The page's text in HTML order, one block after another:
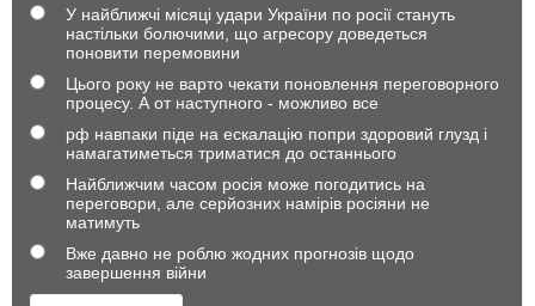
У найближчі місяці удари України по росії стануть
настільки болючими, що агресору доведеться
поновити перемовини
Цього року не варто чекати поновлення переговорного
процесу. А от наступного - можливо все
рф навпаки піде на ескалацію попри здоровий глузд і
намагатиметься триматися до останнього
Найближчим часом росія може погодитись на
переговори, але серйозних намірів росіяни не
матимуть
Вже давно не роблю жодних прогнозів щодо
завершення війни